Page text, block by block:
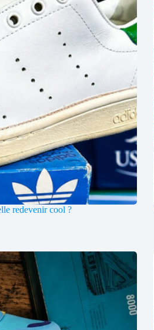
redevenir cool ?